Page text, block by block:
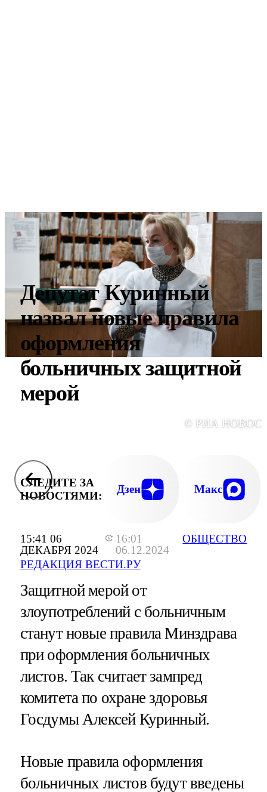
15:41 06
ДЕКАБРЯ 2024
16:01
06.12.2024
РЕДАКЦИЯ ВЕСТИ.РУ
ОБЩЕСТВО
Депутат Куринный
назвал новые правила
оформления
больничных защитной
мерой
© РИА
СЛЕДИТЕ ЗА
НОВОСТЯМИ:
Дзен Макс
Защитной мерой от
злоупотреблений с больничным
станут новые правила Минздрава
при оформления больничных
листов. Так считает зампред
комитета по охране здоровья
Госдумы Алексей Куринный.
Новые правила оформления
больничных листов будут введены